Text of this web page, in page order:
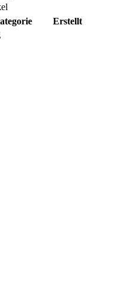
Erstellt